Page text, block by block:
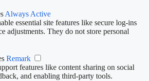
Always Active
essential site features like secure log-ins
adjustments. They do not store personal
Remark
features like content sharing on social
and enabling third-party tools.